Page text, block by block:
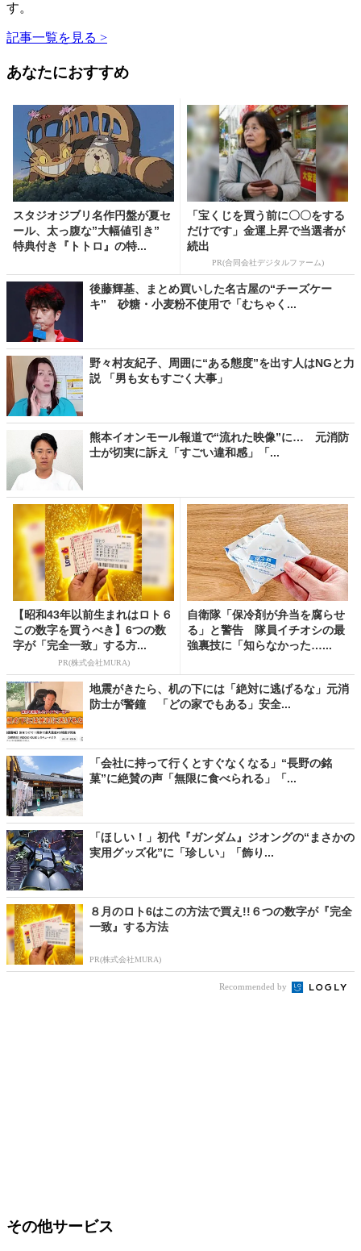
す。
記事一覧を見る >
あなたにおすすめ
スタジオジブリ名作円盤が夏セ
ール、太っ腹な”大幅値引き”
特典付き『トトロ』の特...
「宝くじを買う前に〇〇をする
だけです」金運上昇で当選者が
続出
PR(合同会社デジタルファーム)
後藤輝基、まとめ買いした名古屋の“チーズケー
キ” 砂糖・小麦粉不使用で「むちゃく...
野々村友紀子、周囲に“ある態度”を出す人はNGと力
説 「男も女もすごく大事」
熊本イオンモール報道で“流れた映像”に… 元消防
士が切実に訴え「すごい違和感」「...
【昭和43年以前生まれはロト６
この数字を買うべき】6つの数
字が「完全一致」する方...
PR(株式会社MURA)
自衛隊「保冷剤が弁当を腐らせ
る」と警告 隊員イチオシの最
強裏技に「知らなかった…...
地震がきたら、机の下には「絶対に逃げるな」元消
防士が警鐘 「どの家でもある」安全...
「会社に持って行くとすぐなくなる」“長野の銘
菓”に絶賛の声「無限に食べられる」「...
「ほしい！」初代『ガンダム』ジオングの“まさかの
実用グッズ化”に「珍しい」「飾り...
８月のロト6はこの方法で買え!!６つの数字が『完全
一致』する方法
PR(株式会社MURA)
Recommended by
その他サービス